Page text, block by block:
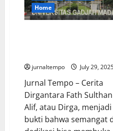
Home
jurnaltempo July 29,
Jurnal Tempo – Cerita
Dirgantara Fath Sulthan
Alif, atau Dirga, menjadi
bukti bahwa semangat